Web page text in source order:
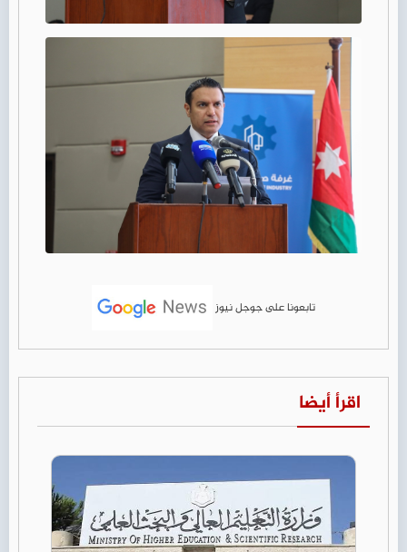
تابعونا على جوجل نيوز
اقرأ أيضا